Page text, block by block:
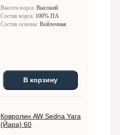
Высота ворса: Высокий
Состав ворса: 100% ПА
Состав основы: Войлочная
В корзину
Ковролин AW Sedna Yara
(Йара) 60